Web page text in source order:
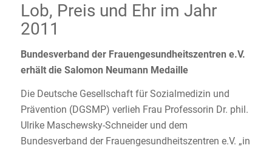
Lob, Preis und Ehr im Jahr
2011
Bundesverband der Frauengesundheitszentren e.V.
erhält die Salomon Neumann Medaille
Die Deutsche Gesellschaft für Sozialmedizin und
Prävention (DGSMP) verlieh Frau Professorin Dr. phil.
Ulrike Maschewsky-Schneider und dem
Bundesverband der Frauengesundheitszentren e.V. „in